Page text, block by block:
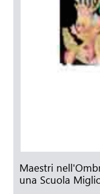
Maestri
una Scuola